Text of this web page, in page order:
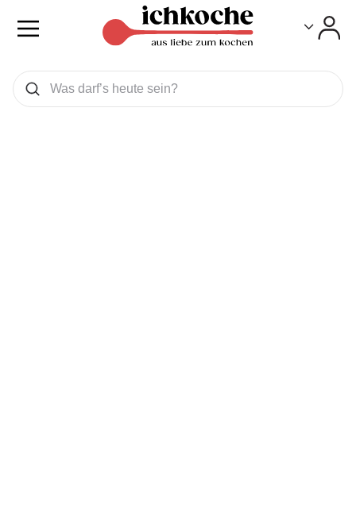
Was wollen Sie suchen
Suchen